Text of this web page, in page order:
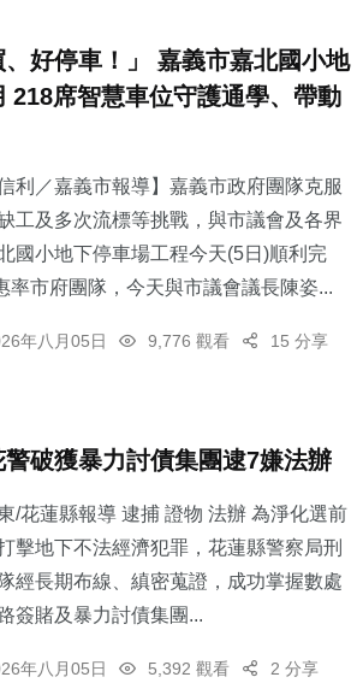
、好停車！」 嘉義市嘉北國小地
218席智慧車位守護通學、帶動
利／嘉義市報導】嘉義市政府團隊克服
工及多次流標等挑戰，與市議會及各界
國小地下停車場工程今天(5日)順利完
市府團隊，今天與市議會議長陳姿...
年八月05日 9,776 觀看 15 分享
破獲暴力討債集團逮7嫌法辦
/花蓮縣報導 逮捕 證物 法辦 為淨化選前
擊地下不法經濟犯罪，花蓮縣警察局刑
經長期布線、縝密蒐證，成功掌握數處
簽賭及暴力討債集團...
年八月05日 5,392 觀看 2 分享